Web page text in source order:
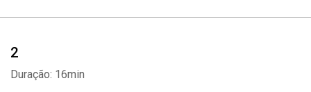
2
Duração: 16min